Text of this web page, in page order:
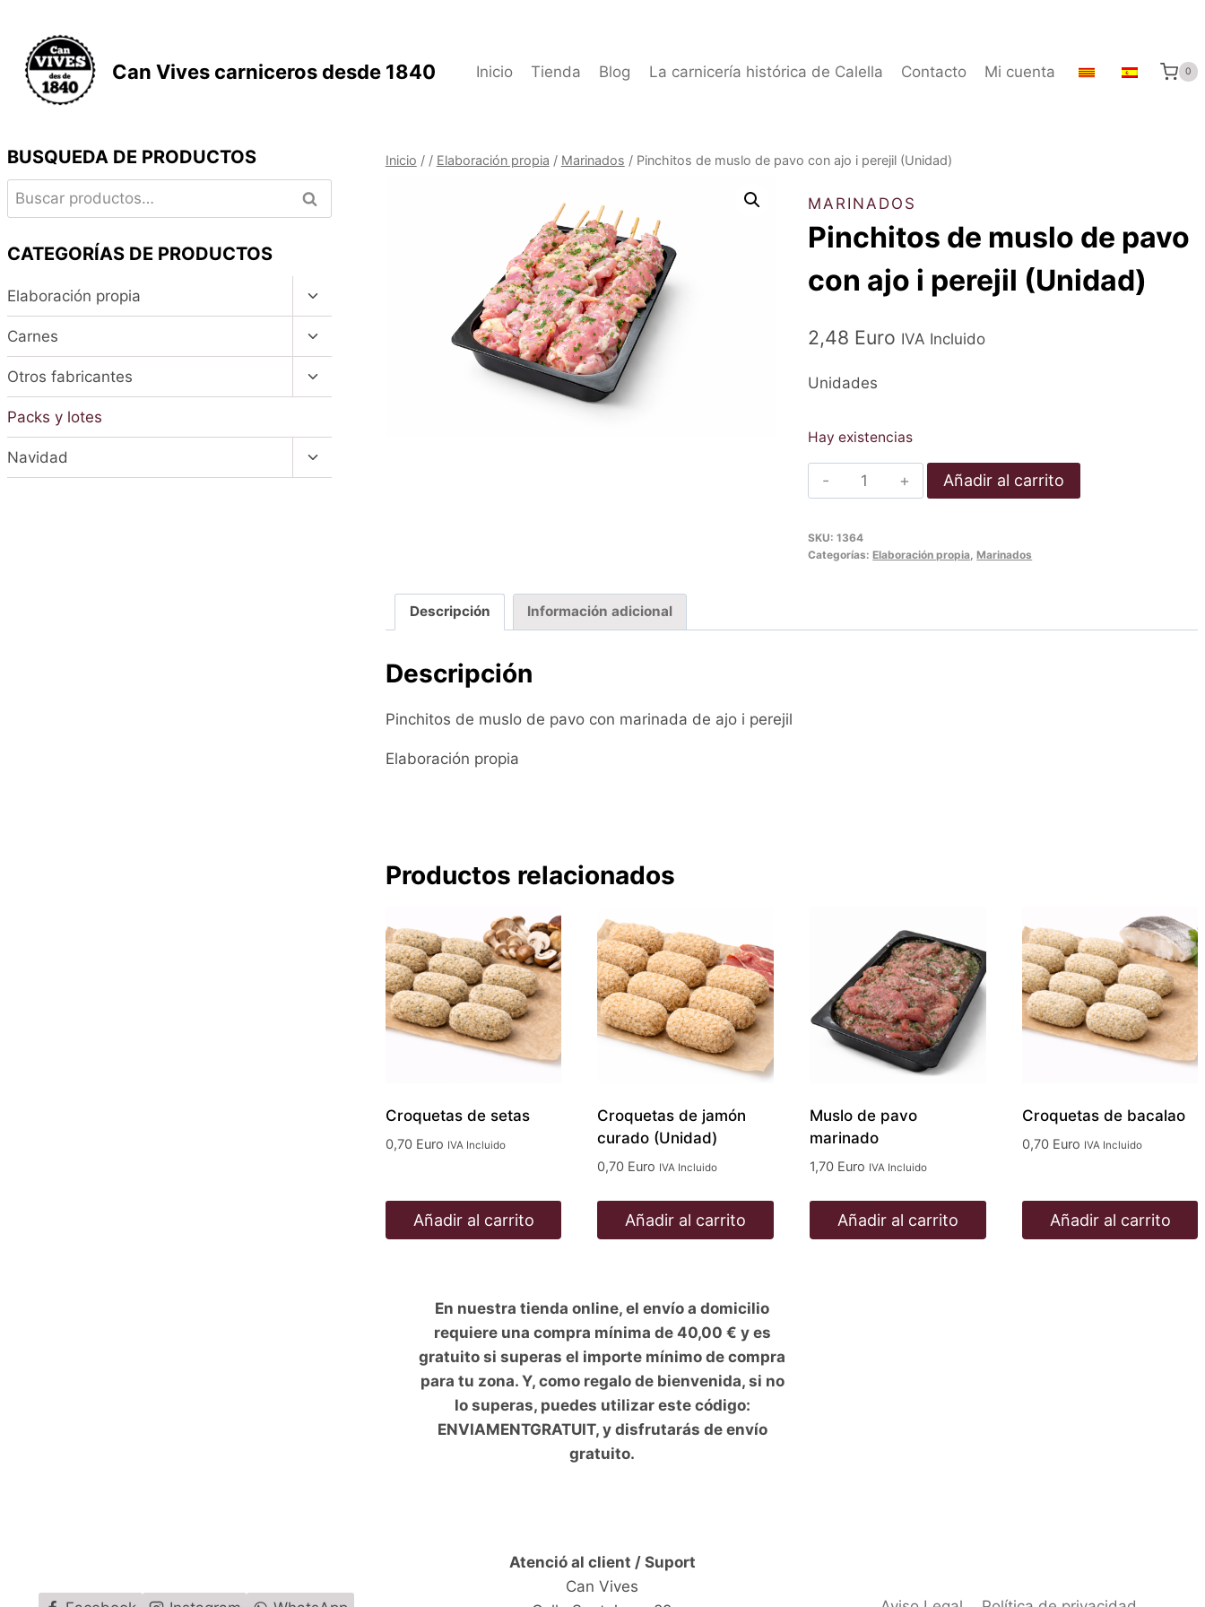
contenido
Can Vives carniceros desde 1840 Inicio Tienda Blog La carnicería histórica de Calella Contacto Mi cuenta 0
Inicio / / Elaboración propia / Marinados / Pinchitos de muslo de pavo con ajo i perejil (Unidad)
MARINADOS
Pinchitos de muslo de pavo
con ajo i perejil (Unidad)
2,48 Euro IVA Incluido
Unidades
Hay existencias
Broquetes
de
de
Añadir al carrito
SKU:1364
Categorías:Elaboración propia ,Marinados
Descripción Información adicional
Descripción
Pinchitos de muslo de pavo con marinada de ajo i perejil
Elaboración propia
Productos relacionados
Croquetas de setas
0,70 Euro IVA Incluido
Añadir al carrito
Croquetas de jamón
curado (Unidad)
0,70 Euro IVA Incluido
Añadir al carrito
Muslo de pavo
marinado
1,70 Euro IVA Incluido
Añadir al carrito
Croquetas de bacalao
0,70 Euro IVA Incluido
Añadir al carrito
BUSQUEDA DE PRODUCTOS
Buscar
por:
Buscar
CATEGORÍAS DE PRODUCTOS
Elaboración propia
Alternar
menú
hijo
Carnes
Alternar
menú
hijo
Otros fabricantes
Alternar
menú
Packs y lotes
Navidad
Alternar
menú
En nuestra tienda online, el envío a domicilio
requiere una compra mínima de 40,00 € y es
gratuito si superas el importe mínimo de compra
para tu zona. Y, como regalo de bienvenida, si no
lo superas, puedes utilizar este código:
ENVIAMENTGRATUIT, y disfrutarás de envío
gratuito.
Atenció al client / Suport
Can Vives